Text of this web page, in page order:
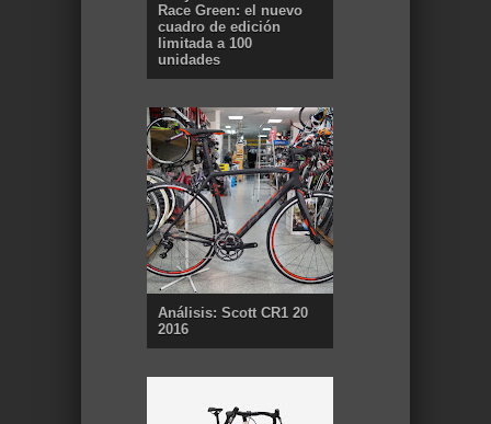
Race Green: el nuevo
cuadro de edición
limitada a 100
unidades
Análisis: Scott CR1 20
2016